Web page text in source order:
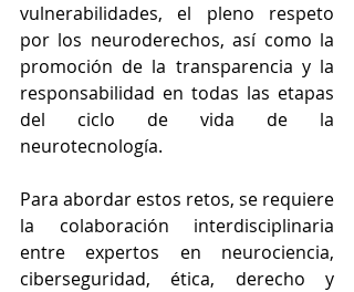
vulnerabilidades, el pleno respeto
por los neuroderechos, así como la
promoción de la transparencia y la
responsabilidad en todas las etapas
del ciclo de vida de la
neurotecnología.
Para abordar estos retos, se requiere
la colaboración interdisciplinaria
entre expertos en neurociencia,
ciberseguridad, ética, derecho y